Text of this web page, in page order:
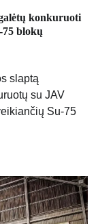
konkuruoti
75 blokų
slaptą
su JAV
Su-75